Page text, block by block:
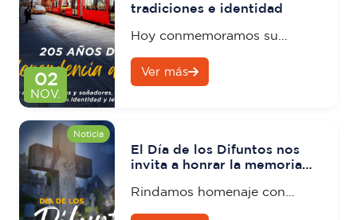
02
NOV.
tradiciones e identidad
Hoy conmemoramos su
independencia y el legado de
quienes construyeron su
Ver más
Noticia
El Día de los Difuntos nos
invita a honrar la memoria
Rindamos homenaje con
esperanza y gratitud a